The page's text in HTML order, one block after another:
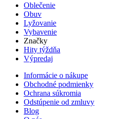
Oblečenie
Obuv
Lyžovanie
Vybavenie
Značky
Hity týždňa
Výpredaj
Informácie o nákupe
Obchodné podmienky
Ochrana súkromia
Odstúpenie od zmluvy
Blog